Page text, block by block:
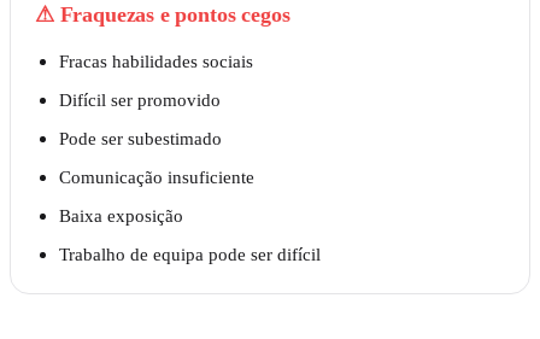
⚠ Fraquezas e pontos cegos
Fracas habilidades sociais
Difícil ser promovido
Pode ser subestimado
Comunicação insuficiente
Baixa exposição
Trabalho de equipa pode ser difícil